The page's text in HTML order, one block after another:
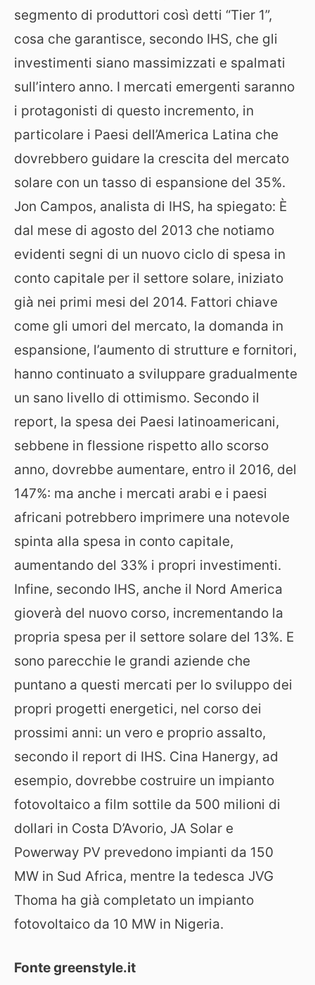
segmento di produttori così detti “Tier 1”,
cosa che garantisce, secondo IHS, che gli
investimenti siano massimizzati e spalmati
sull’intero anno. I mercati emergenti saranno
i protagonisti di questo incremento, in
particolare i Paesi dell’America Latina che
dovrebbero guidare la crescita del mercato
solare con un tasso di espansione del 35%.
Jon Campos, analista di IHS, ha spiegato: È
dal mese di agosto del 2013 che notiamo
evidenti segni di un nuovo ciclo di spesa in
conto capitale per il settore solare, iniziato
già nei primi mesi del 2014. Fattori chiave
come gli umori del mercato, la domanda in
espansione, l’aumento di strutture e fornitori,
hanno continuato a sviluppare gradualmente
un sano livello di ottimismo. Secondo il
report, la spesa dei Paesi latinoamericani,
sebbene in flessione rispetto allo scorso
anno, dovrebbe aumentare, entro il 2016, del
147%: ma anche i mercati arabi e i paesi
africani potrebbero imprimere una notevole
spinta alla spesa in conto capitale,
aumentando del 33% i propri investimenti.
Infine, secondo IHS, anche il Nord America
gioverà del nuovo corso, incrementando la
propria spesa per il settore solare del 13%. E
sono parecchie le grandi aziende che
puntano a questi mercati per lo sviluppo dei
propri progetti energetici, nel corso dei
prossimi anni: un vero e proprio assalto,
secondo il report di IHS. Cina Hanergy, ad
esempio, dovrebbe costruire un impianto
fotovoltaico a film sottile da 500 milioni di
dollari in Costa D’Avorio, JA Solar e
Powerway PV prevedono impianti da 150
MW in Sud Africa, mentre la tedesca JVG
Thoma ha già completato un impianto
fotovoltaico da 10 MW in Nigeria.
Fonte greenstyle.it